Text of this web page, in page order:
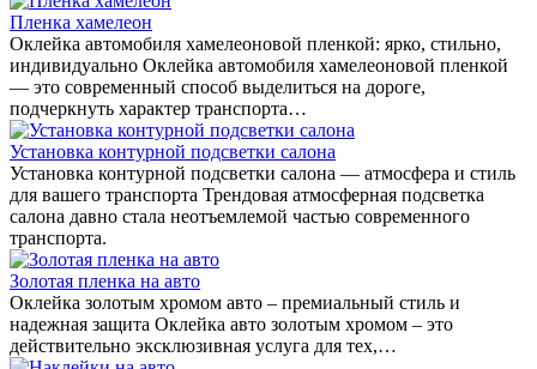
Пленка хамелеон
Оклейка автомобиля хамелеоновой пленкой: ярко, стильно,
индивидуально Оклейка автомобиля хамелеоновой пленкой
— это современный способ выделиться на дороге,
подчеркнуть характер транспорта…
Установка контурной подсветки салона
Установка контурной подсветки салона — атмосфера и стиль
для вашего транспорта Трендовая атмосферная подсветка
салона давно стала неотъемлемой частью современного
транспорта.
Золотая пленка на авто
Оклейка золотым хромом авто – премиальный стиль и
надежная защита Оклейка авто золотым хромом – это
действительно эксклюзивная услуга для тех,…